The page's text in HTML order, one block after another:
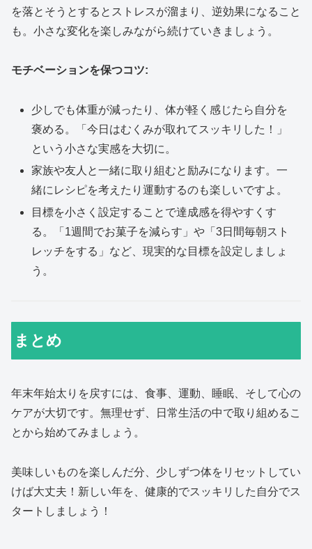
を落とそうとするとストレスが溜まり、逆効果になること
も。小さな変化を楽しみながら続けていきましょう。
モチベーションを保つコツ:
少しでも体重が減ったり、体が軽く感じたら自分を
褒める。「今日はむくみが取れてスッキリした！」
という小さな実感を大切に。
家族や友人と一緒に取り組むと励みになります。一
緒にレシピを考えたり運動するのも楽しいですよ。
目標を小さく設定することで達成感を得やすくす
る。「1週間でお菓子を減らす」や「3日間毎朝スト
レッチをする」など、現実的な目標を設定しましょ
う。
まとめ
年末年始太りを戻すには、食事、運動、睡眠、そして心の
ケアが大切です。無理せず、日常生活の中で取り組めるこ
とから始めてみましょう。
美味しいものを楽しんだ分、少しずつ体をリセットしてい
けば大丈夫！新しい年を、健康的でスッキリした自分でス
タートしましょう！